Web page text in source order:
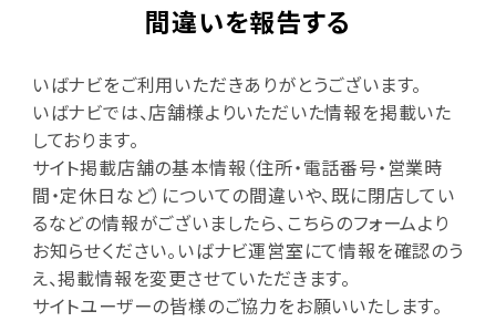
間違いを報告する
いばナビをご利用いただきありがとうございます。
いばナビでは、店舗様よりいただいた情報を掲載いた
しております。
サイト掲載店舗の基本情報（住所・電話番号・営業時
間・定休日など）についての間違いや、既に閉店してい
るなどの情報がございましたら、こちらのフォームより
お知らせください。いばナビ運営室にて情報を確認のう
え、掲載情報を変更させていただきます。
サイトユーザーの皆様のご協力をお願いいたします。